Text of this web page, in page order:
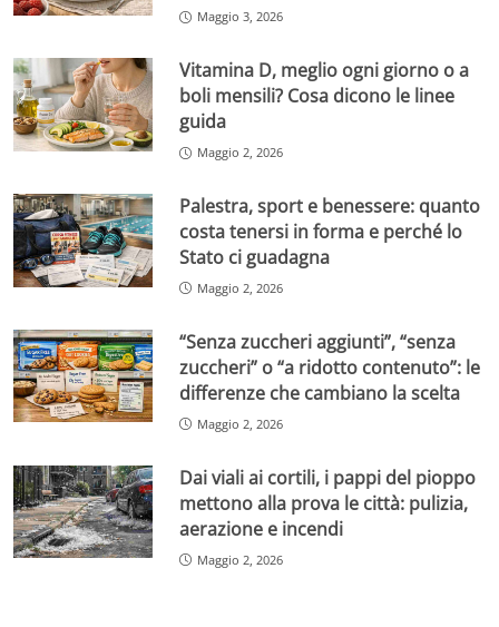
Maggio 3, 2026
Vitamina D, meglio ogni giorno o a
boli mensili? Cosa dicono le linee
guida
Maggio 2, 2026
Palestra, sport e benessere: quanto
costa tenersi in forma e perché lo
Stato ci guadagna
Maggio 2, 2026
“Senza zuccheri aggiunti”, “senza
zuccheri” o “a ridotto contenuto”: le
differenze che cambiano la scelta
Maggio 2, 2026
Dai viali ai cortili, i pappi del pioppo
mettono alla prova le città: pulizia,
aerazione e incendi
Maggio 2, 2026